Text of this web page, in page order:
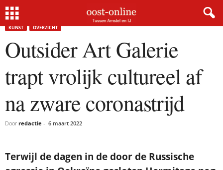
Home Outsider Art Galerie trapt vrolijk cultureel af na zware coronastrijd
KUNST OVERZICHT
Outsider Art Galerie
trapt vrolijk cultureel af
na zware coronastrijd
Door redactie - 6 maart 2022
Terwijl de dagen in de door de Russische